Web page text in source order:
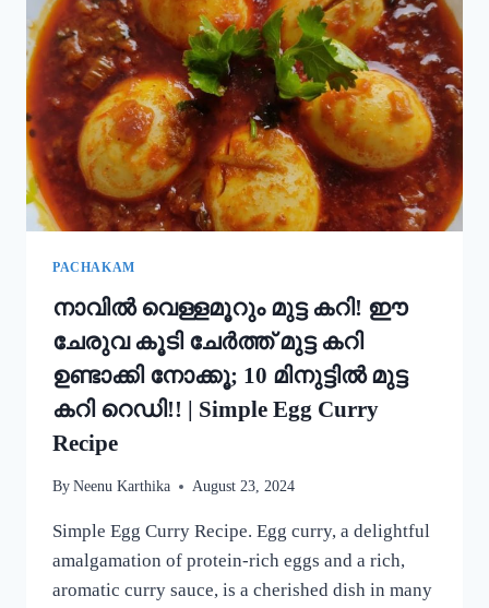
കിടിലൻ
ദോശ;
മിനുട്ടിൽ
നല്ല
സോഫ്റ്റ്
ദോശ
റെഡി!!
|
SPECIAL
RECIPE
PACHAKAM
നാവിൽ വെള്ളമൂറും മുട്ട കറി! ഈ
ചേരുവ കൂടി ചേർത്ത് മുട്ട കറി
ഉണ്ടാക്കി നോക്കൂ; 10 മിനുട്ടിൽ മുട്ട
കറി റെഡി!! | Simple Egg Curry
Recipe
By Neenu Karthika August 23, 2024
Simple Egg Curry Recipe. Egg curry, a delightful
amalgamation of protein-rich eggs and a rich,
aromatic curry sauce, is a cherished dish in many